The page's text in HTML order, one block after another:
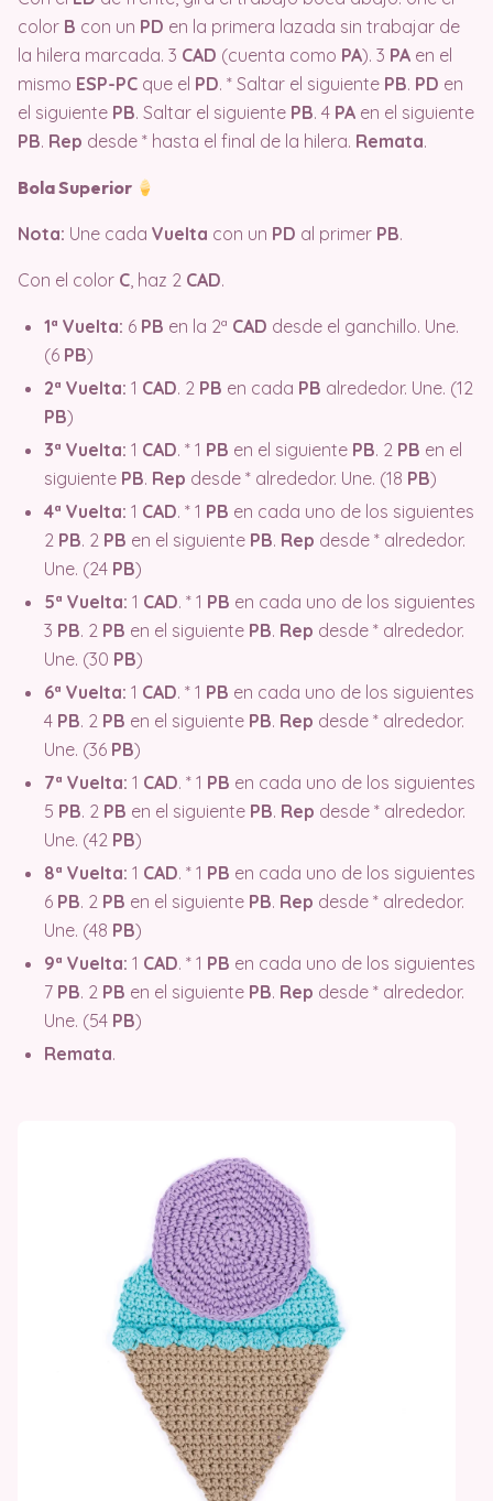
color B con un PD en la primera lazada sin trabajar de
la hilera marcada. 3 CAD (cuenta como PA). 3 PA en el
mismo ESP-PC que el PD. * Saltar el siguiente PB. PD en
el siguiente PB. Saltar el siguiente PB. 4 PA en el siguiente
PB. Rep desde * hasta el final de la hilera. Remata.
Bola Superior
Nota: Une cada Vuelta con un PD al primer PB.
Con el color C, haz 2 CAD.
1ª Vuelta: 6 PB en la 2ª CAD desde el ganchillo. Une.
(6 PB)
2ª Vuelta: 1 CAD. 2 PB en cada PB alrededor. Une. (12
PB)
3ª Vuelta: 1 CAD. * 1 PB en el siguiente PB. 2 PB en el
siguiente PB. Rep desde * alrededor. Une. (18 PB)
4ª Vuelta: 1 CAD. * 1 PB en cada uno de los siguientes
2 PB. 2 PB en el siguiente PB. Rep desde * alrededor.
Une. (24 PB)
5ª Vuelta: 1 CAD. * 1 PB en cada uno de los siguientes
3 PB. 2 PB en el siguiente PB. Rep desde * alrededor.
Une. (30 PB)
6ª Vuelta: 1 CAD. * 1 PB en cada uno de los siguientes
4 PB. 2 PB en el siguiente PB. Rep desde * alrededor.
Une. (36 PB)
7ª Vuelta: 1 CAD. * 1 PB en cada uno de los siguientes
5 PB. 2 PB en el siguiente PB. Rep desde * alrededor.
Une. (42 PB)
8ª Vuelta: 1 CAD. * 1 PB en cada uno de los siguientes
6 PB. 2 PB en el siguiente PB. Rep desde * alrededor.
Une. (48 PB)
9ª Vuelta: 1 CAD. * 1 PB en cada uno de los siguientes
7 PB. 2 PB en el siguiente PB. Rep desde * alrededor.
Une. (54 PB)
Remata.